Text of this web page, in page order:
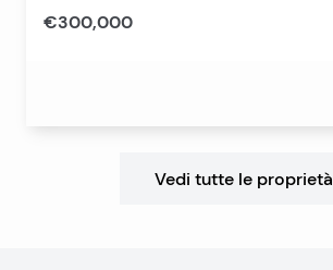
€300,000
Vedi tutte le proprietà